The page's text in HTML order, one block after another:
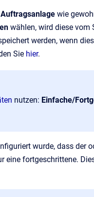
Auftragsanlage wie
wählen, wird diese vom
werden, wenn
Sie hier.
nutzen: Einfache/
wurde, dass der
fortgeschrittene.